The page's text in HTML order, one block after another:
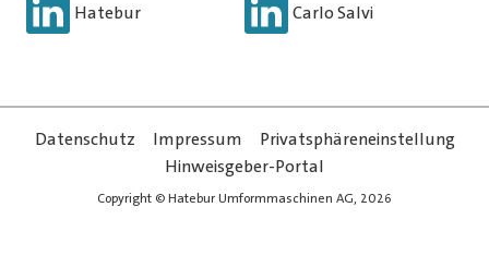
Hatebur Carlo Salvi
Datenschutz Impressum
Privatsphäreneinstellung
Hinweisgeber-Portal
Copyright © Hatebur Umformmaschinen AG, 2026